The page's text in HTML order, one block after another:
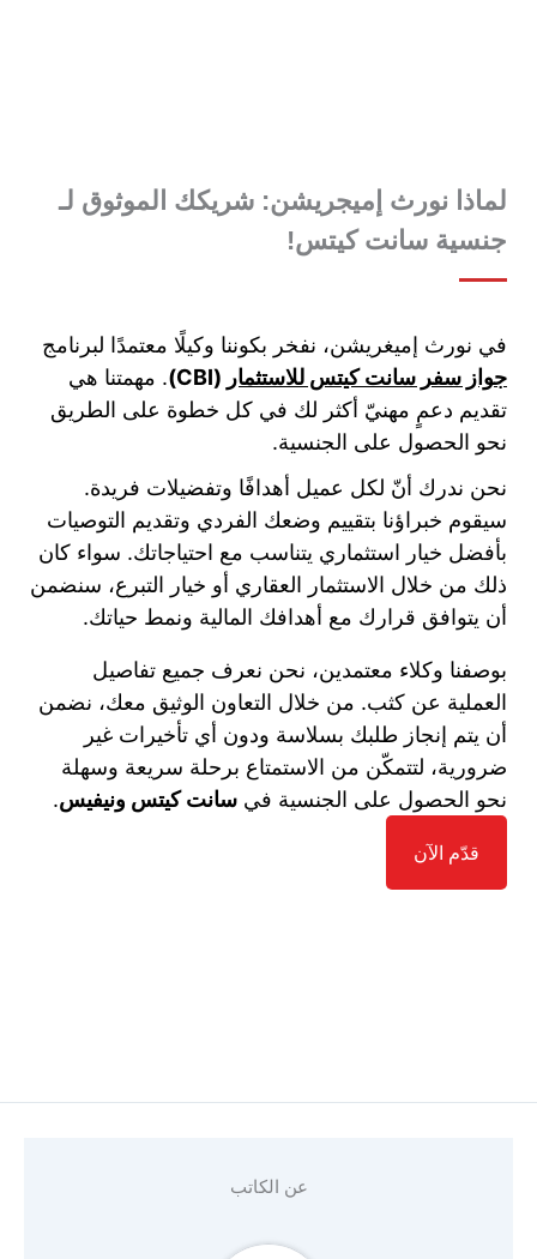
لماذا نورث إميجريشن: شريكك الموثوق لـ
جنسية سانت كيتس!
في نورث إميغريشن، نفخر بكوننا وكيلًا معتمدًا لبرنامج
جواز سفر سانت كيتس للاستثمار (CBI)
. مهمتنا هي
تقديم دعمٍ مهنيّ أكثر لك في كل خطوة على الطريق
نحو الحصول على الجنسية.
نحن ندرك أنّ لكل عميل أهدافًا وتفضيلات فريدة.
سيقوم خبراؤنا بتقييم وضعك الفردي وتقديم التوصيات
بأفضل خيار استثماري يتناسب مع احتياجاتك. سواء كان
ذلك من خلال الاستثمار العقاري أو خيار التبرع، سنضمن
أن يتوافق قرارك مع أهدافك المالية ونمط حياتك.
بوصفنا وكلاء معتمدين، نحن نعرف جميع تفاصيل
العملية عن كثب. من خلال التعاون الوثيق معك، نضمن
أن يتم إنجاز طلبك بسلاسة ودون أي تأخيرات غير
ضرورية، لتتمكّن من الاستمتاع برحلة سريعة وسهلة
نحو الحصول على الجنسية في سانت كيتس ونيفيس.
قدّم الآن
(must start with country code)
عن الكاتب